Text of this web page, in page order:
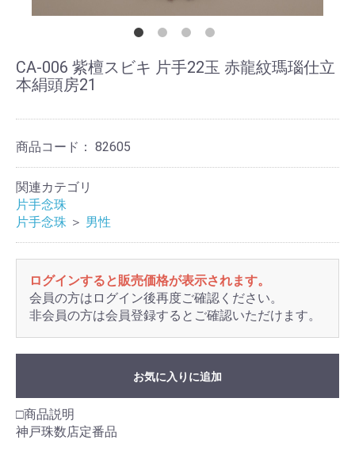
CA-006 紫檀スビキ 片手22玉 赤龍紋瑪瑙仕立
本絹頭房21
商品コード： 82605
関連カテゴリ
片手念珠
片手念珠 ＞ 男性
ログインすると販売価格が表示されます。
会員の方はログイン後再度ご確認ください。
非会員の方は会員登録するとご確認いただけます。
お気に入りに追加
□商品説明
神戸珠数店定番品